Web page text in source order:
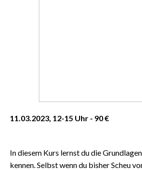
11.03.2023, 12-15 Uhr - 90 €
In diesem Kurs lernst du die
kennen. Selbst wenn du bisher Scheu